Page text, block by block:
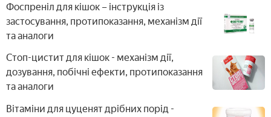
Фоспреніл для кішок – інструкція із
застосування, протипоказання, механізм дії
та аналоги
Стоп-цистит для кішок - механізм дії,
дозування, побічні ефекти, протипоказання
та аналоги
Вітаміни для цуценят дрібних порід -